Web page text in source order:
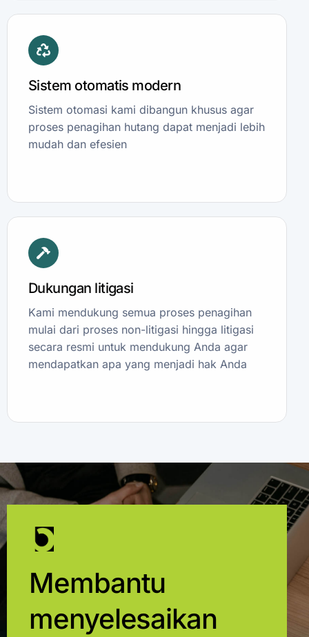
Sistem otomatis modern
Sistem otomasi kami dibangun khusus agar
proses penagihan hutang dapat menjadi lebih
mudah dan efesien
Dukungan litigasi
Kami mendukung semua proses penagihan
mulai dari proses non-litigasi hingga litigasi
secara resmi untuk mendukung Anda agar
mendapatkan apa yang menjadi hak Anda
Membantu
menyelesaikan